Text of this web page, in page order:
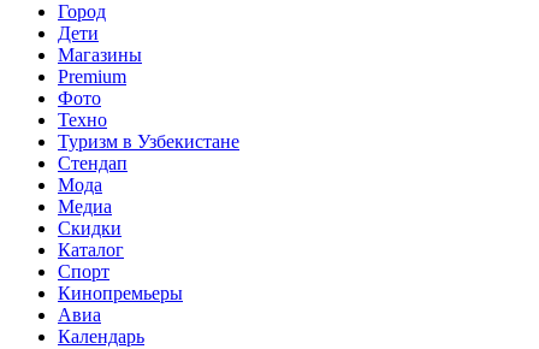
Город
Дети
Магазины
Premium
Фото
Техно
Туризм в Узбекистане
Стендап
Мода
Медиа
Скидки
Каталог
Спорт
Кинопремьеры
Авиа
Календарь